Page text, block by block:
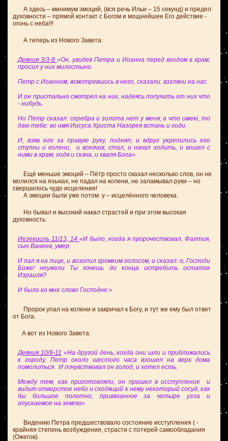
А здесь – минимум эмоций, (вся речь Ильи – 15 секунд) и предел
духовности – прямой контакт с Богом и мощнейшее Его действие -
огонь с неба!!!
А теперь из Нового Завета:
Деяния 3/3-8 «Он, увидев Петра и Иоанна перед входом в храм,
просил у них милостыни.
Петр с Иоанном, всмотревшись в него, сказали: взгляни на нас.
И он пристально смотрел на них, надеясь получить от них что
- нибудь.
Но Петр сказал: серебра и золота нет у меня; а что имею, то
даю тебе: во имя Иисуса Христа Назорея встань и ходи.
И, взяв его за правую руку, поднял; и вдруг укрепились его
ступни и колени, и вскочив, стал, и начал ходить, и вошел с
ними в храм, ходя и скача, и хваля Бога».
Ещё меньше эмоций – Пётр просто сказал несколько слов, он не
молился на языках, не падал на колени, не заламывал руки – но
свершилось чудо исцеления!
А эмоции были уже потом у – исцелённого человека.
Но бывал и высокий накал страстей и при этом высокая
духовность:
Иезекииль 11/13, 14 «И было, когда я пророчествовал, Фалтия,
сын Ванеев, умер.
И пал я на лице, и возопил громким голосом, и сказал: о, Господи
Боже! неужели Ты хочешь до конца истребить остаток
Израиля?
И было ко мне слово Господне:»
Пророк упал на колени и закричал к Богу, и тут же ему был ответ
от Бога.
А вот из Нового Завета:
Деяния 10/9-11 «На другой день, когда они шли и приближались
к городу, Петр около шестого часа взошел на верх дома
помолиться. И почувствовал он голод, и хотел есть.
Между тем, как приготовляли, он пришел в исступление и
видит отверстое небо и сходящий к нему некоторый сосуд, как
бы большое полотно, привязанное за четыре угла и
опускаемое на землю»
Видению Петра предшествовало состояние исступления ( -
крайняя степень возбуждения, страсти с потерей самообладания
(Ожегов).